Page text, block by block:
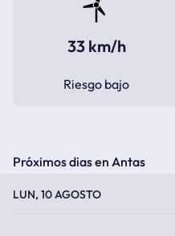
33 km/h
Riesgo bajo
Próximos dias en Antas
LUN, 10 AGOSTO